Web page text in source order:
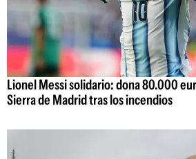
Lionel Messi solidario: dona 80.000
Sierra de Madrid tras los incendios